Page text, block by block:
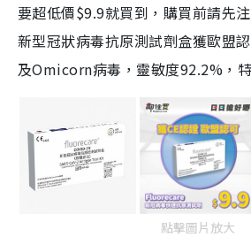
要超低價$9.9就買到，購買前請先
新型冠狀病毒抗原測試劑盒獲歐盟
及Omicorn病毒，靈敏度92.2%，
點擊圖片放大